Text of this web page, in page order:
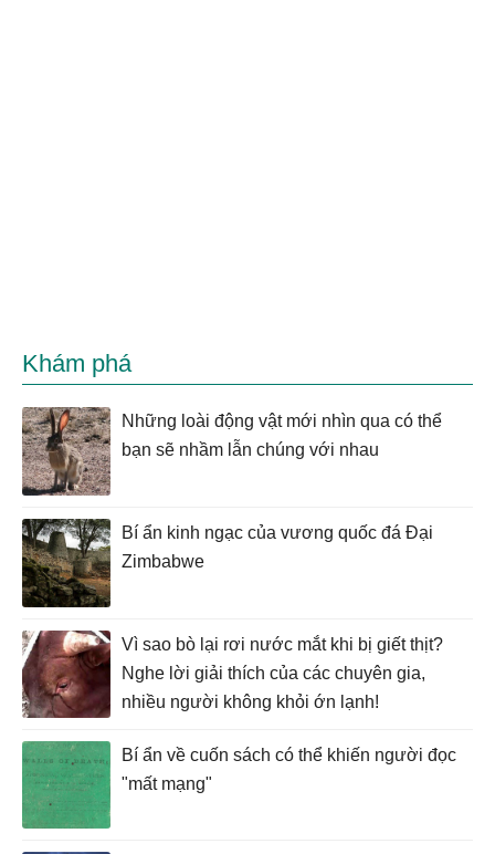
Khám phá
Những loài động vật mới nhìn qua có thể
bạn sẽ nhầm lẫn chúng với nhau
Bí ẩn kinh ngạc của vương quốc đá Đại
Zimbabwe
Vì sao bò lại rơi nước mắt khi bị giết thịt?
Nghe lời giải thích của các chuyên gia,
nhiều người không khỏi ớn lạnh!
Bí ẩn về cuốn sách có thể khiến người đọc
"mất mạng"